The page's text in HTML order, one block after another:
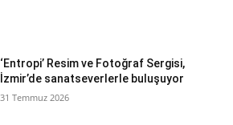
‘Entropi’ Resim ve Fotoğraf Sergisi,
İzmir’de sanatseverlerle buluşuyor
31 Temmuz 2026